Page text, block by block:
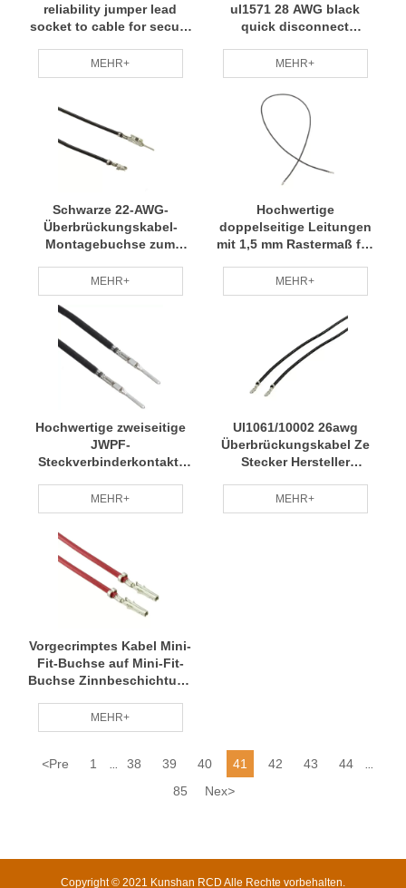
reliability jumper lead
socket to cable for secure
MEHR+
ul1571 28 AWG black
quick disconnect
MEHR+
Schwarze 22-AWG-
Überbrückungskabel-
Montagebuchse zum
MEHR+
Hochwertige
doppelseitige Leitungen
mit 1,5 mm Rastermaß für
MEHR+
Hochwertige zweiseitige
JWPF-
Steckverbinderkontakt-
MEHR+
Ul1061/10002 26awg
Überbrückungskabel Ze
Stecker Hersteller
MEHR+
Vorgecrimptes Kabel Mini-
Fit-Buchse auf Mini-Fit-
Buchse Zinnbeschichtung
MEHR+
<Pre 1 38 39 40 41 42 43 44
85 Nex>
Copyright © 2021 Kunshan RCD Alle Rechte vorbehalten.